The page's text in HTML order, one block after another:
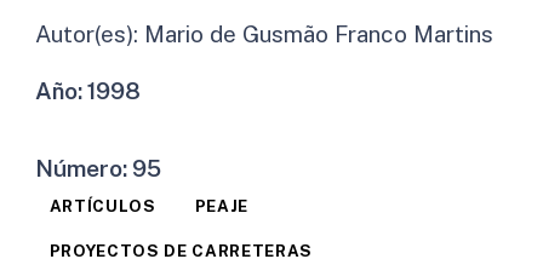
Autor(es): Mario de Gusmão Franco Martins
Año:1998
Número: 95
ARTÍCULOS PEAJE
PROYECTOS DE CARRETERAS